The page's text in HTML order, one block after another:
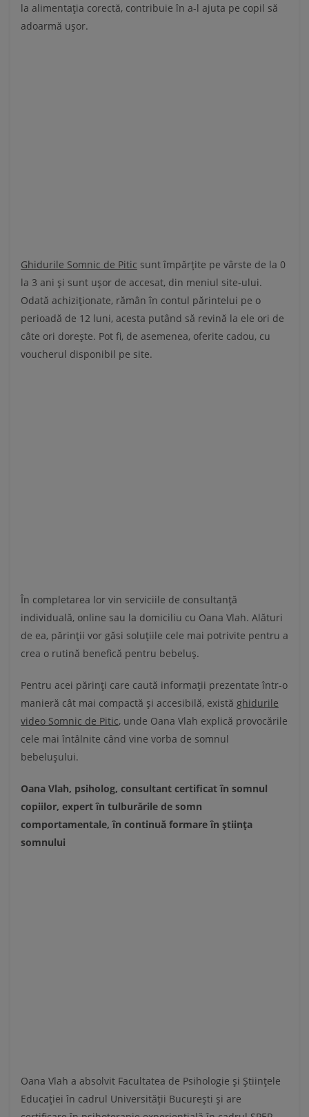
la alimentația corectă, contribuie în a-l ajuta pe copil să
adoarmă ușor.
Ghidurile Somnic de Pitic sunt împărțite pe vârste de la 0
la 3 ani și sunt ușor de accesat, din meniul site-ului.
Odată achiziționate, rămân în contul părintelui pe o
perioadă de 12 luni, acesta putând să revină la ele ori de
câte ori dorește. Pot fi, de asemenea, oferite cadou, cu
voucherul disponibil pe site.
În completarea lor vin serviciile de consultanță
individuală, online sau la domiciliu cu Oana Vlah. Alături
de ea, părinții vor găsi soluțiile cele mai potrivite pentru a
crea o rutină benefică pentru bebeluș.
Pentru acei părinți care caută informații prezentate într-o
manieră cât mai compactă și accesibilă, există ghidurile
video Somnic de Pitic, unde Oana Vlah explică provocările
cele mai întâlnite când vine vorba de somnul
bebelușului.
Oana Vlah, psiholog, consultant certificat în somnul
copiilor, expert în tulburările de somn
comportamentale, în continuă formare în știința
somnului
Oana Vlah a absolvit Facultatea de Psihologie și Științele
Educației în cadrul Universității București și are